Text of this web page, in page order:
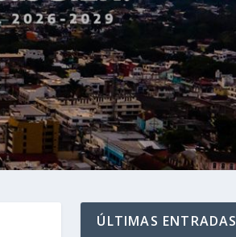
ÚLTIMAS ENTRADAS